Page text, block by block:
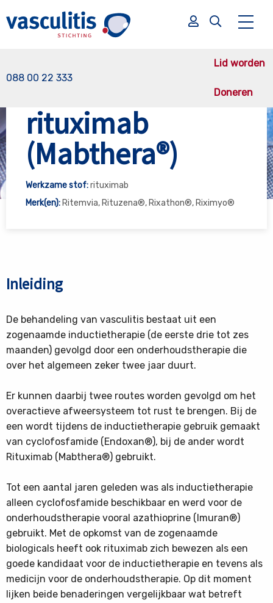
088 00 22 333
Lid worden
Doneren
Zoek
Zoek
rituximab
(Mabthera®)
Werkzame stof:rituximab
Merk(en): Ritemvia, Rituzena®, Rixathon®, Riximyo®
Inleiding
De behandeling van vasculitis bestaat uit een
zogenaamde inductietherapie (de eerste drie tot zes
maanden) gevolgd door een onderhoudstherapie die
over het algemeen zeker twee jaar duurt.
Er kunnen daarbij twee routes worden gevolgd om het
overactieve afweersysteem tot rust te brengen. Bij de
een wordt tijdens de inductietherapie gebruik gemaakt
van cyclofosfamide (Endoxan®), bij de ander wordt
Rituximab (Mabthera®) gebruikt.
Tot een aantal jaren geleden was als inductietherapie
alleen cyclofosfamide beschikbaar en werd voor de
onderhoudstherapie vooral azathioprine (Imuran®)
gebruikt. Met de opkomst van de zogenaamde
biologicals heeft ook rituximab zich bewezen als een
goede kandidaat voor de inductietherapie en tevens als
medicijn voor de onderhoudstherapie. Op dit moment
lijken beide benaderingen vergelijkbaar wat betreft